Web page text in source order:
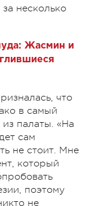
несколько
Жасмин и
что
в самый
палаты. «На
сам
не стоит. Мне
который
поэтому
не